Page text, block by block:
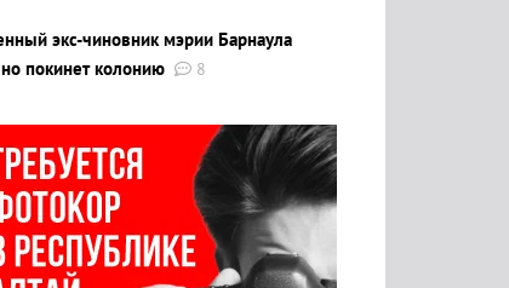
экс-чиновник мэрии Барнаула
покинет колонию
8